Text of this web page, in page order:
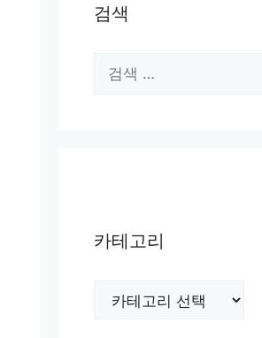
검색
색:
카테고리